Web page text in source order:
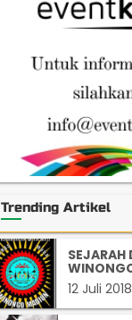
Trending Artikel
SEJARAH
12 Juli 2018